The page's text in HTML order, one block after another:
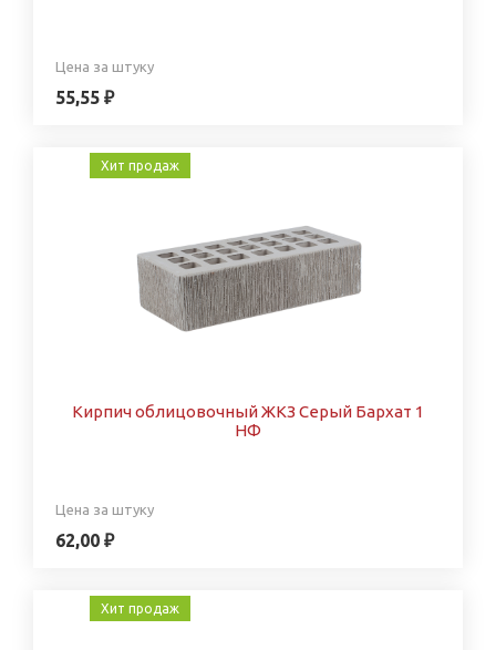
Цена за штуку
55,55 ₽
Хит продаж
Кирпич облицовочный ЖКЗ Серый Бархат 1
НФ
Цена за штуку
62,00 ₽
Хит продаж